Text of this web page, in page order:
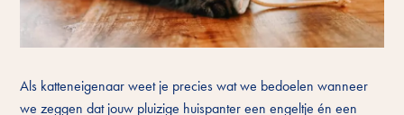
Als katteneigenaar weet je precies wat we bedoelen wanneer
we zeggen dat jouw pluizige huispanter een engeltje én een